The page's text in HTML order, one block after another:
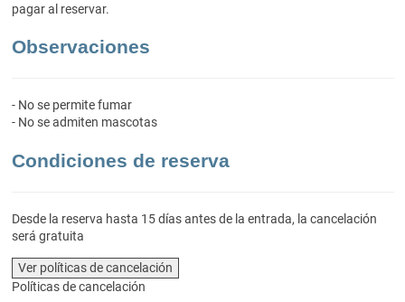
pagar al reservar.
Observaciones
- No se permite fumar
- No se admiten mascotas
Condiciones de reserva
Desde la reserva hasta 15 días antes de la entrada, la cancelación
será gratuita
Ver políticas de cancelación
Políticas de cancelación